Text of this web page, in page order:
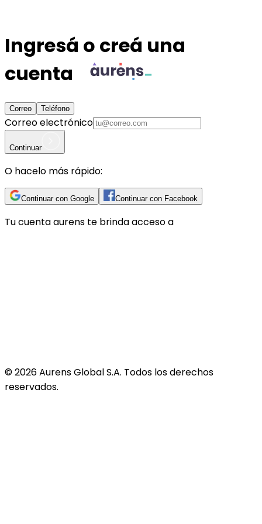
Ingresá o creá una
cuenta
Correo Teléfono
Correo electrónico
Continuar
O hacelo más rápido:
Continuar con Google Continuar con Facebook
Tu cuentaaurens te brinda acceso a
©2026Aurens Global S.A. Todos los derechos
reservados.